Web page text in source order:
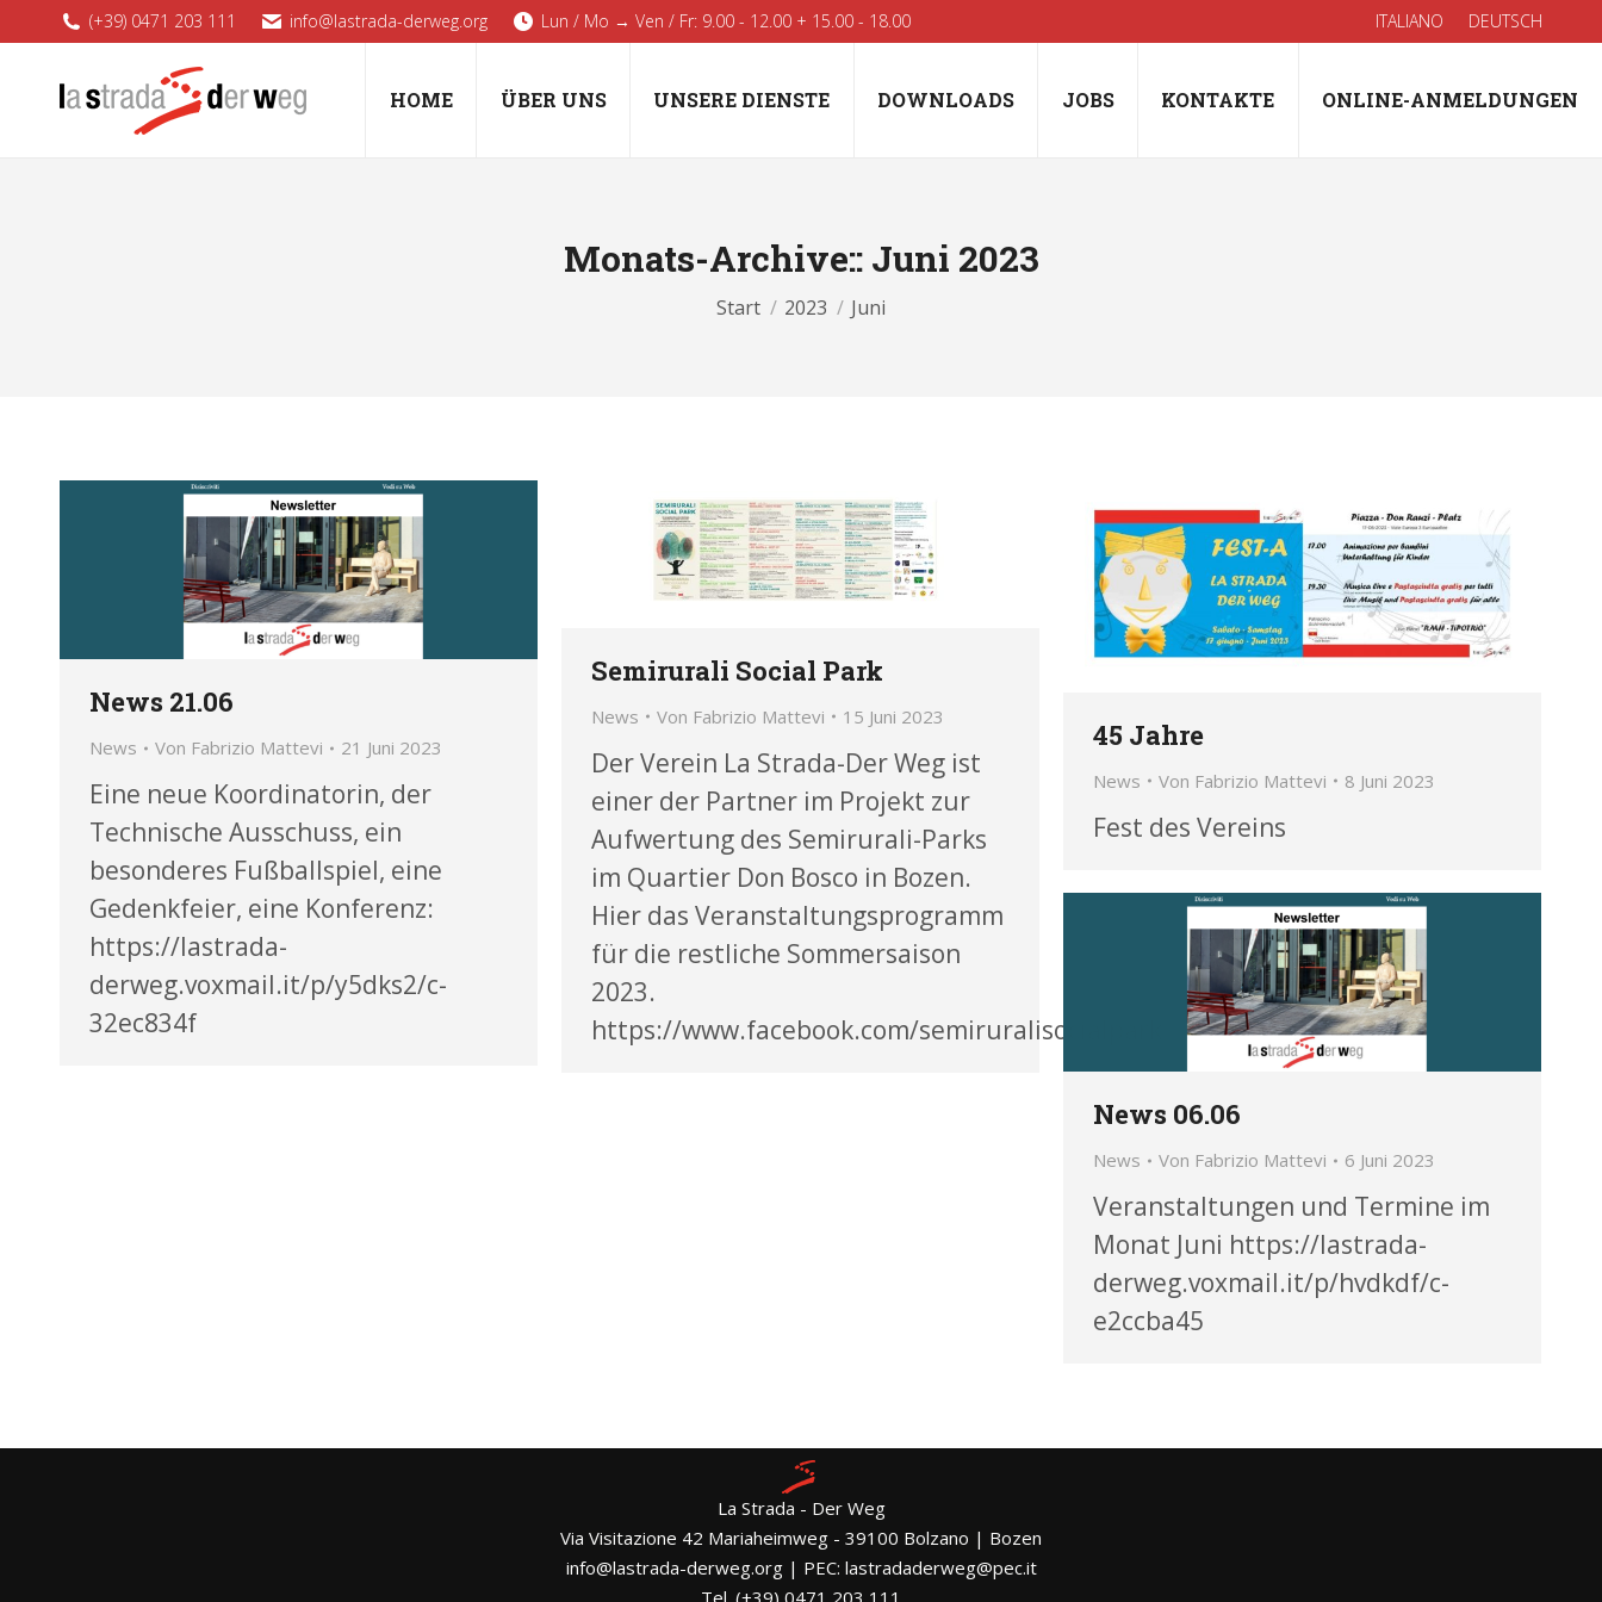
(+39) 0471 203 111 info@lastrada-derweg.org Lun / Mo → Ven / Fr: 9.00 - 12.00 + 15.00 - 18.00 ITALIANO DEUTSCH
HOME ÜBER UNS UNSERE DIENSTE DOWNLOADS JOBS KONTAKTE ONLINE-ANMELDUNGEN
Monats-Archive:: Juni 2023
Sie befinden sich hier:
Start 2023 Juni
News 21.06
News Von Fabrizio Mattevi 21 Juni 2023
Eine neue Koordinatorin, der
Technische Ausschuss, ein
besonderes Fußballspiel, eine
Gedenkfeier, eine Konferenz:
https://lastrada-
derweg.voxmail.it/p/y5dks2/c-
32ec834f
Semirurali Social Park
News Von Fabrizio Mattevi 15 Juni 2023
Der Verein La Strada-Der Weg ist
einer der Partner im Projekt zur
Aufwertung des Semirurali-Parks
im Quartier Don Bosco in Bozen.
Hier das Veranstaltungsprogramm
für die restliche Sommersaison
2023.
https://www.facebook.com/semiruralisocialpark
45 Jahre
News Von Fabrizio Mattevi 8 Juni 2023
Fest des Vereins
News 06.06
News Von Fabrizio Mattevi 6 Juni 2023
Veranstaltungen und Termine im
Monat Juni https://lastrada-
derweg.voxmail.it/p/hvdkdf/c-
e2ccba45
La Strada - Der Weg
Via Visitazione 42 Mariaheimweg - 39100 Bolzano | Bozen
info@lastrada-derweg.org | PEC: lastradaderweg@pec.it
Tel. (+39) 0471 203 111